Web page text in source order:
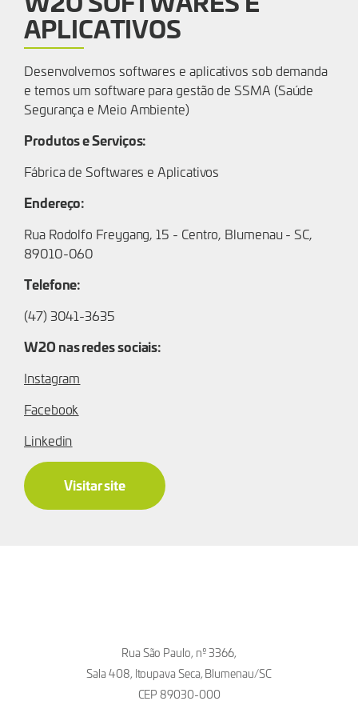
APLICATIVOS
Desenvolvemos softwares e aplicativos sob demanda
e temos um software para gestão de SSMA (Saúde
Segurança e Meio Ambiente)
Produtos e Serviços:
Fábrica de Softwares e Aplicativos
Endereço:
Rua Rodolfo Freygang, 15 - Centro, Blumenau - SC,
89010-060
Telefone:
(47) 3041-3635
W2O nas redes sociais:
Instagram
Facebook
Linkedin
Visitar site
Rua São Paulo, nº 3366,
Sala 408, Itoupava Seca, Blumenau/SC
CEP 89030-000